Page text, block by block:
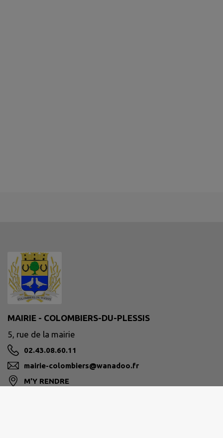
MAIRIE - COLOMBIERS-DU-PLESSIS
5, rue de la mairie
02.43.08.60.11
mairie-colombiers@wanadoo.fr
M'Y RENDRE